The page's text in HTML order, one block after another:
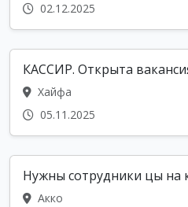
02.12.2025
КАССИР. Открыта
Хайфа
05.11.2025
Нужны сотрудники цы на
Акко